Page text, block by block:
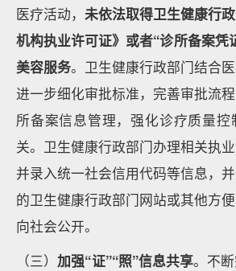
医疗活动， 未依法取得卫生健康行
机构执业许可证》或者“诊所备案凭
美容服务。卫生健康行政部门结合医
进一步细化审批标准，完善审批流
所备案信息管理，强化诊疗质量控
关。卫生健康行政部门办理相关执
并录入统一社会信用代码等信息，
的卫生健康行政部门网站或其他方便
向社会公开。
（三） 加强“证”“照”信息共享。不